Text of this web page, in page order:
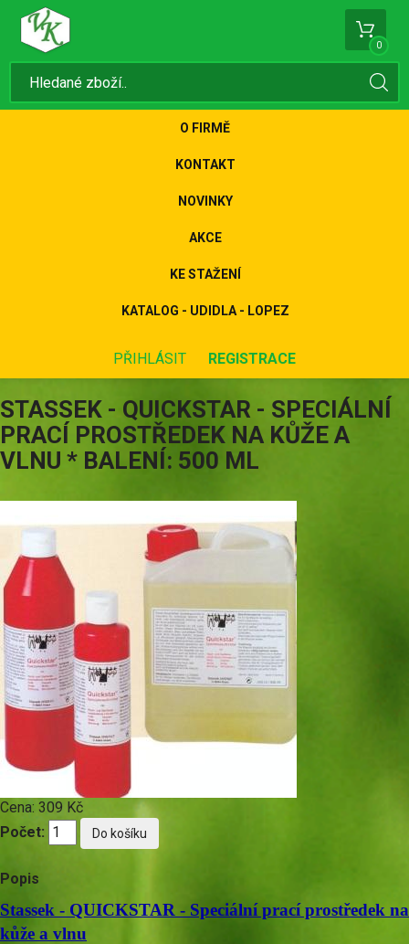
0
O FIRMĚ
KONTAKT
NOVINKY
AKCE
KE STAŽENÍ
KATALOG - UDIDLA - LOPEZ
PŘIHLÁSIT REGISTRACE
STASSEK - QUICKSTAR - SPECIÁLNÍ
PRACÍ PROSTŘEDEK NA KŮŽE A
VLNU * BALENÍ: 500 ML
Cena: 309 Kč
Počet:
Popis
Stassek - QUICKSTAR - Speciální prací prostředek na
kůže a vlnu